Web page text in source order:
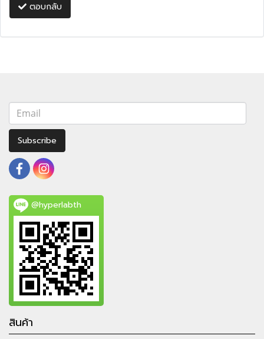
ตอบกลับ
Subscribe
@hyperlabth
สินค้า